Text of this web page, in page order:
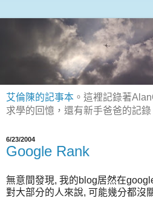
艾倫陳的記事本 。這裡記錄著
求學的回憶，還有新手爸爸的記錄
6/23/2004
Google Rank
無意間發現, 我的blog居然在
對大部分的人來說, 可能幾分都沒